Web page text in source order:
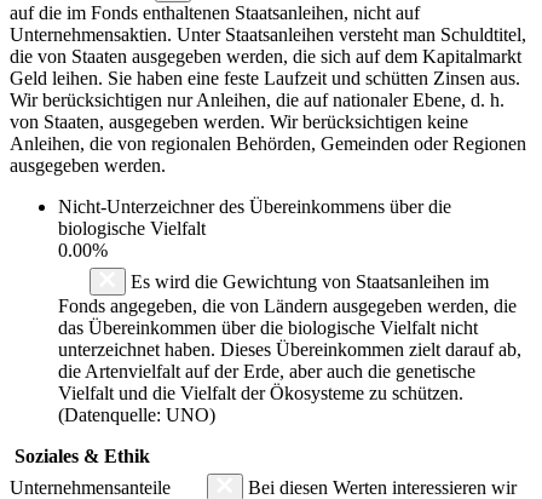
auf die im Fonds enthaltenen Staatsanleihen, nicht auf
Unternehmensaktien. Unter Staatsanleihen versteht man Schuldtitel,
die von Staaten ausgegeben werden, die sich auf dem Kapitalmarkt
Geld leihen. Sie haben eine feste Laufzeit und schütten Zinsen aus.
Wir berücksichtigen nur Anleihen, die auf nationaler Ebene, d. h.
von Staaten, ausgegeben werden. Wir berücksichtigen keine
Anleihen, die von regionalen Behörden, Gemeinden oder Regionen
ausgegeben werden.
Nicht-Unterzeichner des Übereinkommens über die
biologische Vielfalt
0.00%
Es wird die Gewichtung von Staatsanleihen im
Fonds angegeben, die von Ländern ausgegeben werden, die
das Übereinkommen über die biologische Vielfalt nicht
unterzeichnet haben. Dieses Übereinkommen zielt darauf ab,
die Artenvielfalt auf der Erde, aber auch die genetische
Vielfalt und die Vielfalt der Ökosysteme zu schützen.
(Datenquelle: UNO)
Soziales & Ethik
Unternehmensanteile
Bei diesen Werten interessieren wir